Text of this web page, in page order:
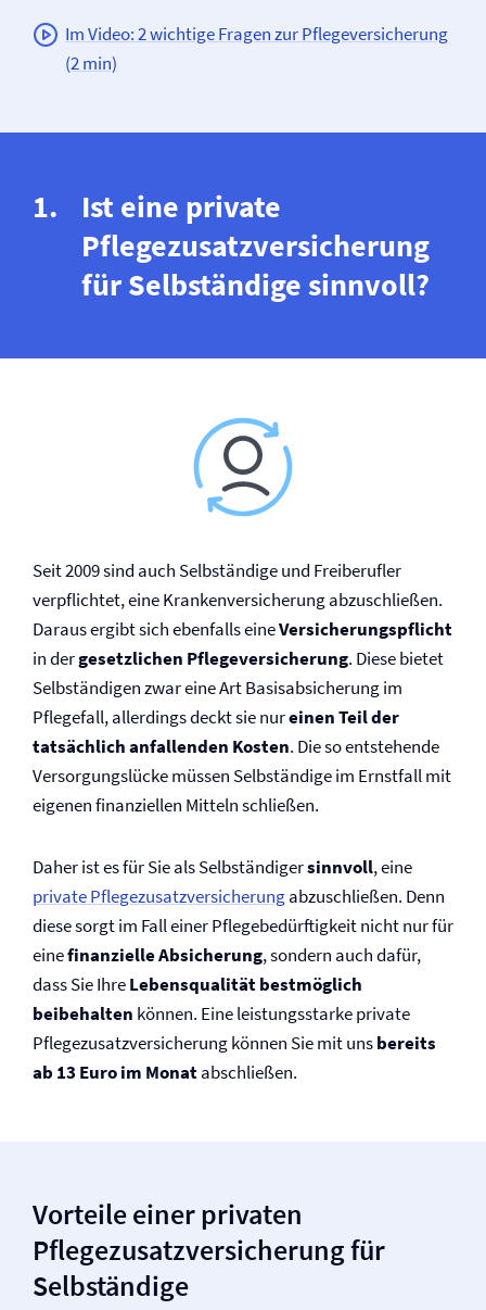
Im Video: 2 wichtige Fragen zur Pflege­versicherung
(2 min)
Ist eine private
Pflegezusatz­versicherung
für Selbständige sinnvoll?
Seit 2009 sind auch Selbständige und Freiberufler
verpflichtet, eine Kranken­versicherung abzuschließen.
Daraus ergibt sich ebenfalls eineVersicherungspflicht
in dergesetzlichen Pflege­versicherung. Diese bietet
Selbständigen zwar eine Art Basisabsicherung im
Pflegefall, allerdings deckt sie nureinen Teil der
tatsächlich anfallenden Kosten. Die so entstehende
Versorgungslücke müssen Selbständige im Ernstfall mit
eigenen finanziellen Mitteln schließen.
Daher ist es für Sie als Selbständigersinnvoll, eine
private Pflegezusatz­versicherungabzuschließen. Denn
diese sorgt im Fall einer Pflegebedürftigkeit nicht nur für
einefinanzielle Absicherung, sondern auch dafür,
dass Sie IhreLebensqualität bestmöglich
beibehalten können. Eine leistungsstarke private
Pflegezusatz­versicherung können Sie mit unsbereits
ab 13 Euro im Monatabschließen.
Vorteile einer privaten
Pflegezusatz­versicherung für
Selbständige